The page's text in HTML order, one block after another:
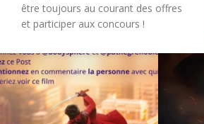
être toujours au courant des offres
et participer aux concours !